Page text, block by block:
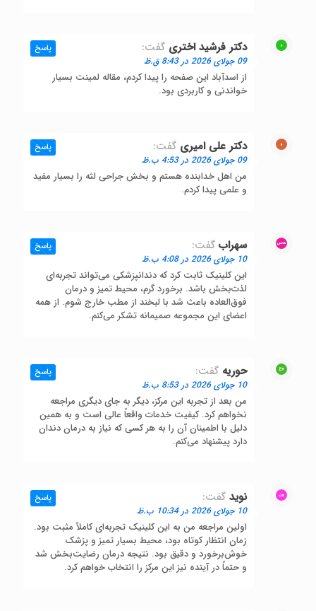
دکتر فرشید اختری گفت:
09 جولای 2026 در 8:43 ق.ظ
از اسدآباد این صفحه را پیدا کردم، مقاله لمینت بسیار
خواندنی و کاربردی بود.
پاسخ
دکتر علی امیری گفت:
09 جولای 2026 در 4:53 ب.ظ
من اهل خدابنده هستم و بخش جراحی لثه را بسیار مفید
و علمی پیدا کردم.
پاسخ
سهراب گفت:
10 جولای 2026 در 4:08 ب.ظ
این کلینیک ثابت کرد که دندانپزشکی می‌تواند تجربه‌ای
لذت‌بخش باشد. برخورد گرم، محیط تمیز و درمان
فوق‌العاده باعث شد با لبخند از مطب خارج شوم. از همه
اعضای این مجموعه صمیمانه تشکر می‌کنم.
پاسخ
حوریه گفت:
10 جولای 2026 در 8:53 ب.ظ
من بعد از تجربه این مرکز، دیگر به جای دیگری مراجعه
نخواهم کرد. کیفیت خدمات واقعاً عالی است و به همین
دلیل با اطمینان آن را به هر کسی که نیاز به درمان دندان
دارد پیشنهاد می‌کنم.
پاسخ
نوید گفت:
10 جولای 2026 در 10:34 ب.ظ
اولین مراجعه من به این کلینیک تجربه‌ای کاملاً مثبت بود.
زمان انتظار کوتاه بود، محیط بسیار تمیز و پزشک
خوش‌برخورد و دقیق بود. نتیجه درمان رضایت‌بخش شد
و حتماً در آینده نیز این مرکز را انتخاب خواهم کرد.
پاسخ